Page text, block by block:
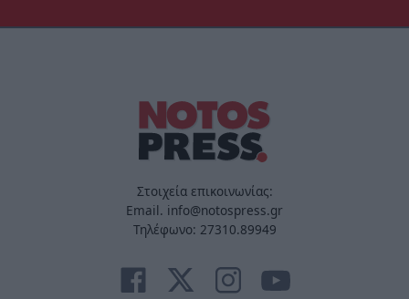
Στοιχεία επικοινωνίας:
Email. info@notospress.gr
Τηλέφωνο: 27310.89949